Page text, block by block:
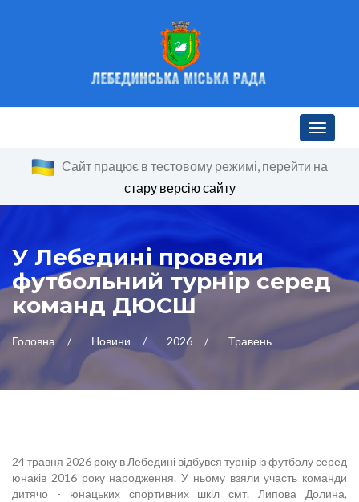
Toggle
Сайт працює в тестовому режимі, перейти на
стару версію сайту
У Лебедині провели
футбольний турнір серед
команд ДЮСШ
Головна Новини 2026 Травень
24 травня 2026 року в Лебедині відбувся турнір із футболу серед
юнаків 2016 року народження. У ньому взяли участь команди
дитячо - юнацьких спортивних шкіл смт. Липова Долина,